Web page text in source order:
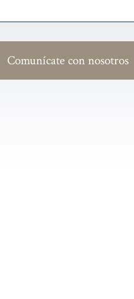
Comunícate con nosotros